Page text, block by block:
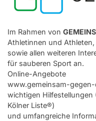
Im Rahmen von
Athletinnen und
sowie allen weiteren
für sauberen Sport an.
Online-Angebote
www.gemeinsam-
wichtigen Hilfestellungen
Kölner Liste®)
und umfangreiche
Kontakt
Bundessportfest '26
DJK Sportjugend